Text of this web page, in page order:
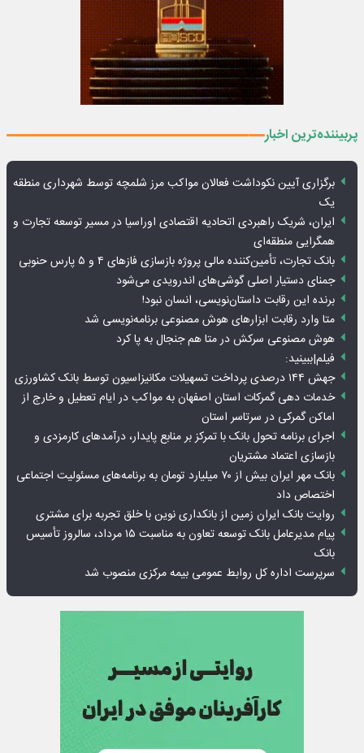
پربیننده‌ترین اخبار
برگزاری آیین نکوداشت فعالان مواکب مرز شلمچه توسط شهرداری منطقه
یک
ایران، شریک راهبردی اتحادیه اقتصادی اوراسیا در مسیر توسعه تجارت و
همگرایی منطقه‌ای
بانک تجارت، تأمین‌کننده مالی پروژه بازسازی فازهای ۴ و ۵ پارس حنوبی
جمنای دستیار اصلی گوشی‌های اندرویدی می‌شود
برنده این رقابت داستان‌نویسی، انسان نبود!
متا وارد رقابت ابزارهای هوش مصنوعی برنامه‌نویسی شد
هوش مصنوعی سرکش در متا هم جنجال به پا کرد
فیلم|ببینید:
جهش ۱۴۴ درصدی پرداخت تسهیلات مکانیزاسیون توسط بانک کشاورزی
خدمات دهی گمرکات استان اصفهان به مواکب در ایام تعطیل و خارج از
اماکن گمرکی در سرتاسر استان
اجرای برنامه تحول بانک با تمرکز بر منابع پایدار، درآمدهای کارمزدی و
بازسازی اعتماد مشتریان
بانک مهر ایران بیش از ۷۰ میلیارد تومان به برنامه‌های مسئولیت اجتماعی
اختصاص داد
روایت بانک ایران زمین از بانکداری نوین با خلق تجربه برای مشتری
پیام مدیرعامل بانک توسعه تعاون به مناسبت ۱۵ مرداد، سالروز تأسیس
بانک
سرپرست اداره کل روابط عمومی بیمه مرکزی منصوب شد